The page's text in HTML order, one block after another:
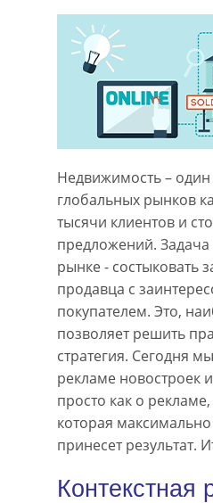
Недвижимость –
глобальных рынков
тысячи клиентов и
предложений.
рынке - состыковать
продавца с
покупателем. Это,
позволяет решить
стратегия. Сегодня
рекламе новостроек
просто как о
которая
принесет результат.
Контекстная